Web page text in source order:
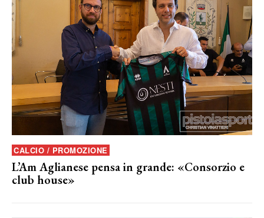
CALCIO / PROMOZIONE
L’Am Aglianese pensa in grande: «Consorzio e
club house»